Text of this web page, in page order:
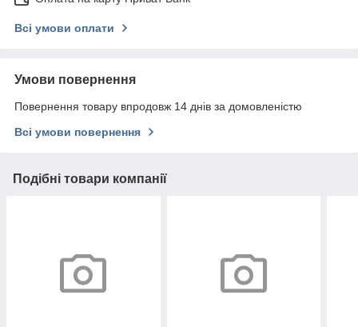
Всі умови оплати
Умови повернення
Повернення товару впродовж 14 днів за домовленістю
Всі умови повернення
Подібні товари компанії